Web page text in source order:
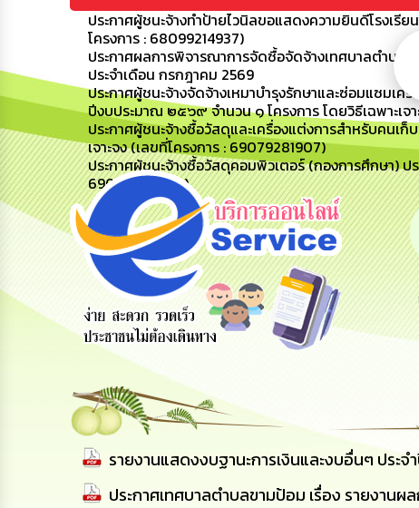
ประกาศผู้ชนะจ้างทำป้ายไวนิลขอแสดงความยินดีโรงเรี
โครงการ : 68099214937)
ประกาศผลการพิจารณาการจัดซื้อจัดจ้างเทศบาลตำบล
ประจำเดือน กรกฎาคม 2569
ประกาศผู้ชนะจ้างจัดจ้างเหมาบำรุงรักษาและซ่อมแซมเค
ปีงบประมาณ ๒๕๖๙ จำนวน ๑ โครงการ โดยวิธีเฉพาะเจ
ประกาศผู้ชนะจ้างซื้อวัสดุและเครื่องแต่งการสำหรับคนเ
เจาะจง (เลขที่โครงการ : 69079281907)
ประกาศผู้ชนะจ้างซื้อวัสดุคอมพิวเตอร์ (กองการศึกษา) ป
69079205306)
าร
รับฟังความ
คิดเห็น
ประชาชน
ร้องเรียน
ร้องทุกข์
ร้องเรียน
การทุจริต
รายงานแสดงงบฐานะการเงินและงบอื่นๆ ประ
ประกาศเทศบาลตำบลขามป้อม เรื่อง รายงาน